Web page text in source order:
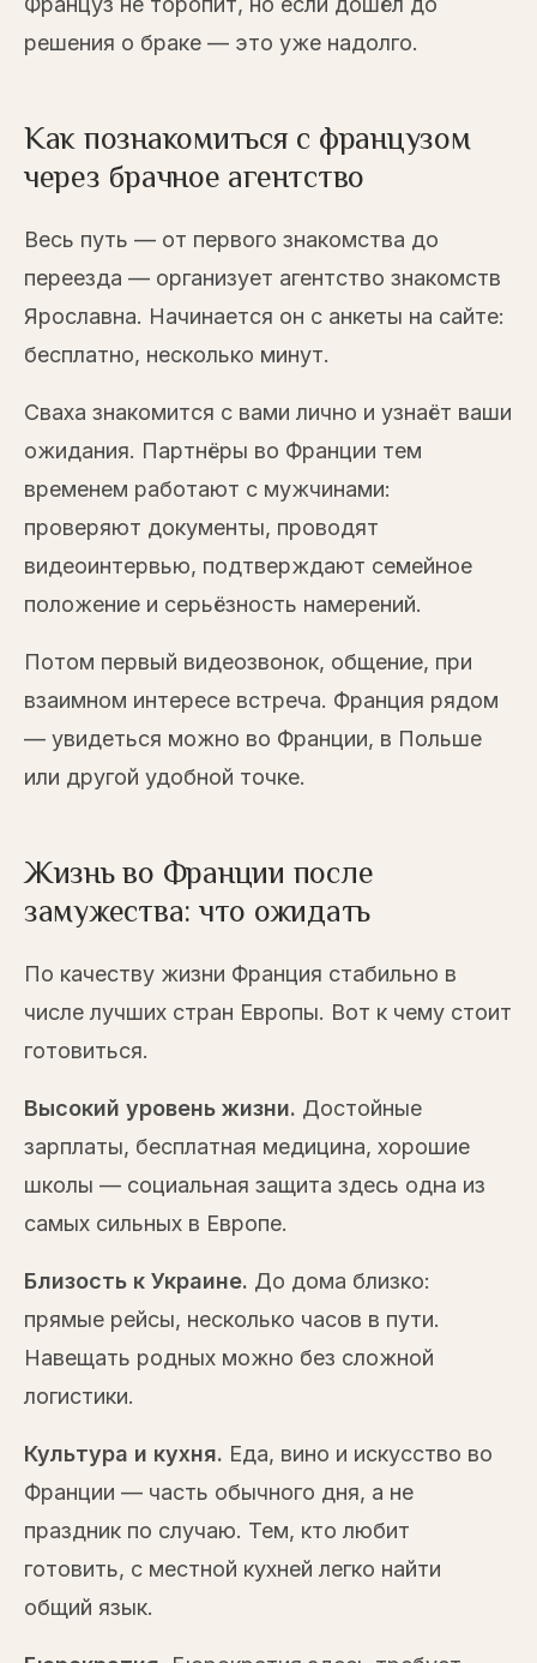
решения о браке — это уже надолго.
Как познакомиться с французом
через брачное агентство
Весь путь — от первого знакомства до
переезда — организует агентство знакомств
Ярославна. Начинается он с анкеты на сайте:
бесплатно, несколько минут.
Сваха знакомится с вами лично и узнаёт ваши
ожидания. Партнёры во Франции тем
временем работают с мужчинами:
проверяют документы, проводят
видеоинтервью, подтверждают семейное
положение и серьёзность намерений.
Потом первый видеозвонок, общение, при
взаимном интересе встреча. Франция рядом
— увидеться можно во Франции, в Польше
или другой удобной точке.
Жизнь во Франции после
замужества: что ожидать
По качеству жизни Франция стабильно в
числе лучших стран Европы. Вот к чему стоит
готовиться.
Высокий уровень жизни. Достойные
зарплаты, бесплатная медицина, хорошие
школы — социальная защита здесь одна из
самых сильных в Европе.
Близость к Украине. До дома близко:
прямые рейсы, несколько часов в пути.
Навещать родных можно без сложной
логистики.
Культура и кухня. Еда, вино и искусство во
Франции — часть обычного дня, а не
праздник по случаю. Тем, кто любит
готовить, с местной кухней легко найти
общий язык.